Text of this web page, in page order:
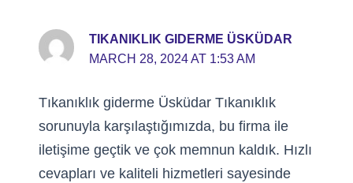
TIKANIKLIK GIDERME ÜSKÜDAR
MARCH 28, 2024 AT 1:53 AM
Tıkanıklık giderme Üsküdar Tıkanıklık
sorunuyla karşılaştığımızda, bu firma ile
iletişime geçtik ve çok memnun kaldık. Hızlı
cevapları ve kaliteli hizmetleri sayesinde